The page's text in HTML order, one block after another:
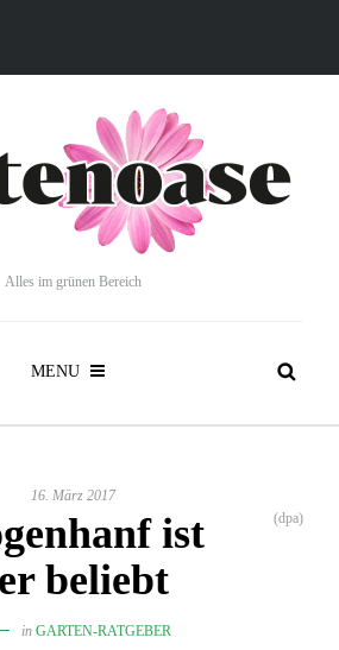
Alles im grünen Bereich
MENU
16. März 2017
ist
beliebt
(dpa)
in GARTEN-RATGEBER